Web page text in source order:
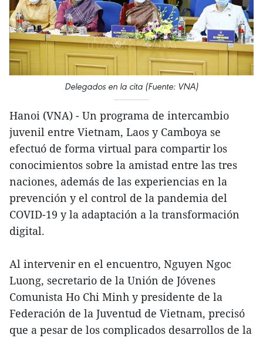
Delegados en la cita (Fuente: VNA)
Hanoi (VNA) - Un programa de intercambio
juvenil entre Vietnam, Laos y Camboya se
efectuó de forma virtual para compartir los
conocimientos sobre la amistad entre las tres
naciones, además de las experiencias en la
prevención y el control de la pandemia del
COVID-19 y la adaptación a la transformación
digital.
Al intervenir en el encuentro, Nguyen Ngoc
Luong, secretario de la Unión de Jóvenes
Comunista Ho Chi Minh y presidente de la
Federación de la Juventud de Vietnam, precisó
que a pesar de los complicados desarrollos de la